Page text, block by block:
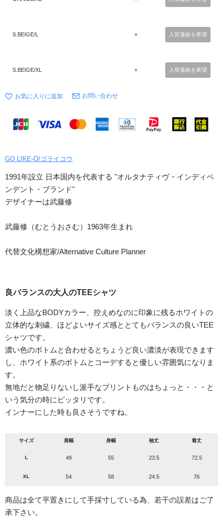
S.BEIGE/L × 入荷連絡を希望
S.BEIGE/XL × 入荷連絡を希望
お問い合わせ
GO LIKE-O/ゴライコウ
1991年設立 日本国内を代表する "オルタナティヴ・インディペ
ンデント・ブランド"
デザイナーは武藤修
武藤修（むとうおさむ）1963年生まれ
代替文化構想家/Alternative Culture Planner
良バランスの大人のTEEシャツ
淡く上品なBODYカラー、控えめなのに印象に残るホワイトの
立体的な刺繍、ほどよいサイズ感ととてもバランスの良いTEE
シャツです。
濃い色のボトムと合わせるとちょうど良い濃淡が表現できます
し、ホワイト系のボトムとコーデすると優しい雰囲気になりま
す。
無地だと物足りないし派手なプリントものはちょっと・・・と
いう気分の時にピッタリです。
インナーにした時も良さそうですね。
サイズ 肩幅 身幅 袖丈 着丈
L 49 55 23.5 72.5
XL 54 58 24.5 76
商品は全て平置きにして手採寸している為、若干の誤差はご了
承下さい。